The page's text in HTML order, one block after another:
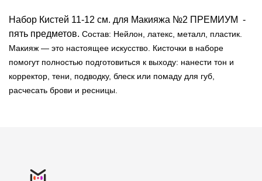
Набор Кистей 11-12 см. для Макияжа №2 ПРЕМИУМ -
пять предметов. Состав: Нейлон, латекс, металл, пластик.
Макияж — это настоящее искусство. Кисточки в наборе
помогут полностью подготовиться к выходу: нанести тон и
корректор, тени, подводку, блеск или помаду для губ,
расчесать брови и ресницы.